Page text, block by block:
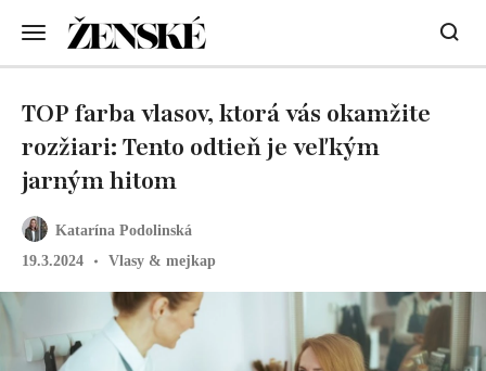
Katarína Podolinská
19.3.2024
Vlasy & mejkap
TOP farba vlasov, ktorá vás okamžite
rozžiari: Tento odtieň je veľkým
jarným hitom